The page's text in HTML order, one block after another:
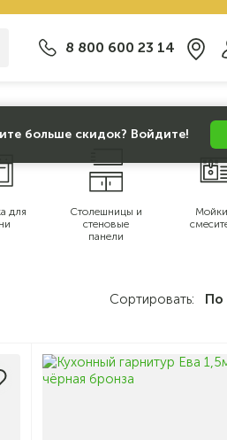
больше скидок? Войдите!
8 800 600 23 14
для
Столешницы и
стеновые
панели
Сортировать: По